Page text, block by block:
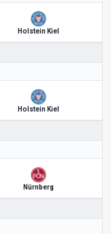
Holstein Kiel
Holstein Kiel
Nürnberg